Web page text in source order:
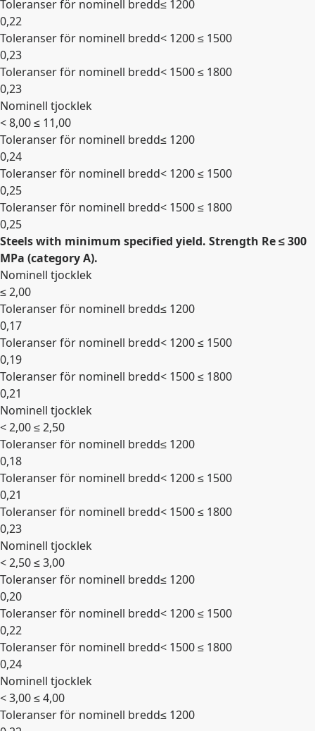
Toleranser för nominell bredd≤ 1200
0,22
Toleranser för nominell bredd< 1200 ≤ 1500
0,23
Toleranser för nominell bredd< 1500 ≤ 1800
0,23
Expandera
Nominell tjocklek
< 8,00 ≤ 11,00
Toleranser för nominell bredd≤ 1200
0,24
Toleranser för nominell bredd< 1200 ≤ 1500
0,25
Toleranser för nominell bredd< 1500 ≤ 1800
0,25
Expandera
Steels with minimum specified yield. Strength Re ≤ 300
MPa (category A).
Nominell tjocklek
≤ 2,00
Toleranser för nominell bredd≤ 1200
0,17
Toleranser för nominell bredd< 1200 ≤ 1500
0,19
Toleranser för nominell bredd< 1500 ≤ 1800
0,21
Expandera
Nominell tjocklek
< 2,00 ≤ 2,50
Toleranser för nominell bredd≤ 1200
0,18
Toleranser för nominell bredd< 1200 ≤ 1500
0,21
Toleranser för nominell bredd< 1500 ≤ 1800
0,23
Expandera
Nominell tjocklek
< 2,50 ≤ 3,00
Toleranser för nominell bredd≤ 1200
0,20
Toleranser för nominell bredd< 1200 ≤ 1500
0,22
Toleranser för nominell bredd< 1500 ≤ 1800
0,24
Expandera
Nominell tjocklek
< 3,00 ≤ 4,00
Toleranser för nominell bredd≤ 1200